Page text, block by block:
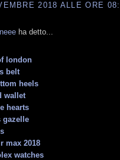
2018 ALLE ORE
ha detto...
london
belt
heels
wallet
hearts
gazelle
max 2018
watches